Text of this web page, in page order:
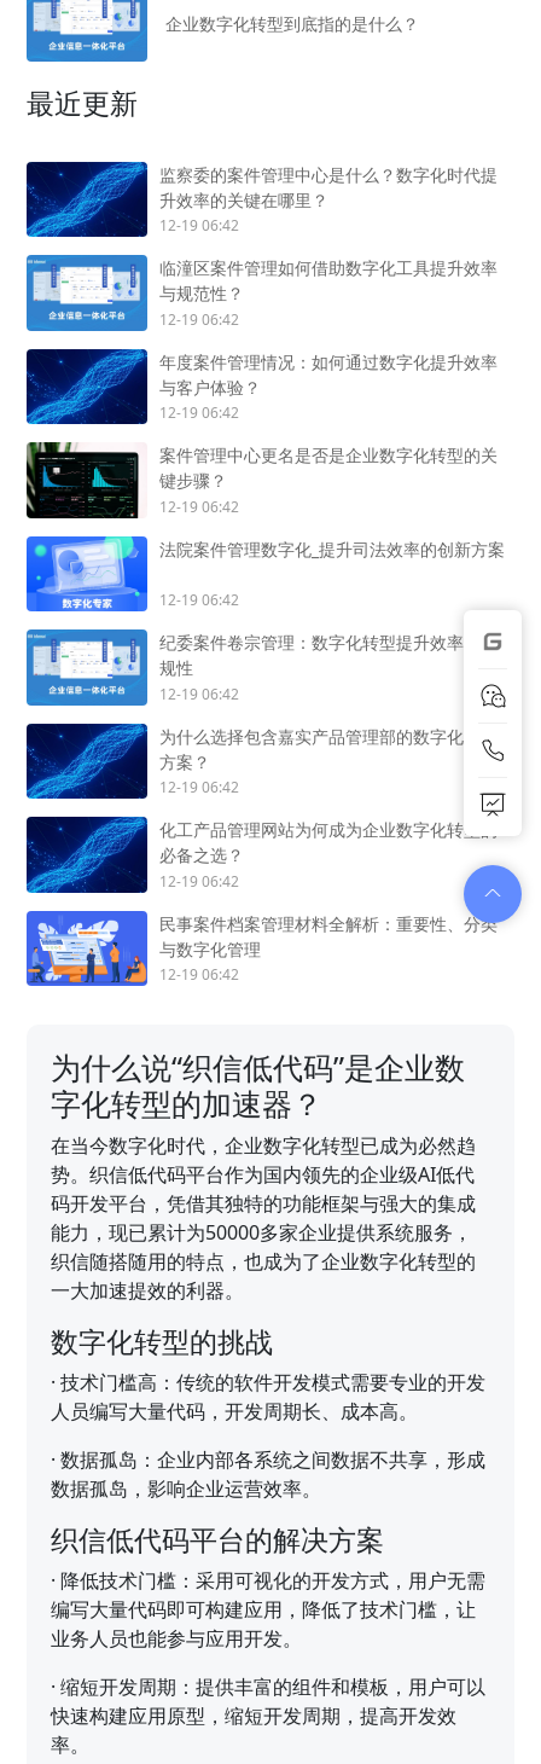
企业数字化转型到底指的是什么？
最近更新
监察委的案件管理中心是什么？数字化时代提
升效率的关键在哪里？
12-19 06:42
临潼区案件管理如何借助数字化工具提升效率
与规范性？
12-19 06:42
年度案件管理情况：如何通过数字化提升效率
与客户体验？
12-19 06:42
案件管理中心更名是否是企业数字化转型的关
键步骤？
12-19 06:42
法院案件管理数字化_提升司法效率的创新方案
12-19 06:42
纪委案件卷宗管理：数字化转型提升效率与合
规性
12-19 06:42
为什么选择包含嘉实产品管理部的数字化转型
方案？
12-19 06:42
化工产品管理网站为何成为企业数字化转型的
必备之选？
12-19 06:42
民事案件档案管理材料全解析：重要性、分类
与数字化管理
12-19 06:42
为什么说“织信低代码”是企业数
字化转型的加速器？
在当今数字化时代，企业数字化转型已成为必然趋
势。织信低代码平台作为国内领先的企业级AI低代
码开发平台，凭借其独特的功能框架与强大的集成
能力，现已累计为50000多家企业提供系统服务，
织信随搭随用的特点，也成为了企业数字化转型的
一大加速提效的利器。
数字化转型的挑战
·技术门槛高：传统的软件开发模式需要专业的开发
人员编写大量代码，开发周期长、成本高。
·数据孤岛：企业内部各系统之间数据不共享，形成
数据孤岛，影响企业运营效率。
织信低代码平台的解决方案
·降低技术门槛：采用可视化的开发方式，用户无需
编写大量代码即可构建应用，降低了技术门槛，让
业务人员也能参与应用开发。
·缩短开发周期：提供丰富的组件和模板，用户可以
快速构建应用原型，缩短开发周期，提高开发效
率。